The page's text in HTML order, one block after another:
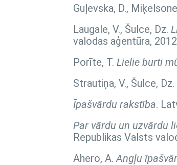
Guļevska, D.,
Laugale, V., Šulce, Dz.
valodas aģentūra,
Porīte, T. Lielie burti
Strautiņa, V., Šulce, Dz.
Īpašvārdu rakstība.
Par vārdu un uzvārdu
Republikas Valsts
Ahero, A.Angļu